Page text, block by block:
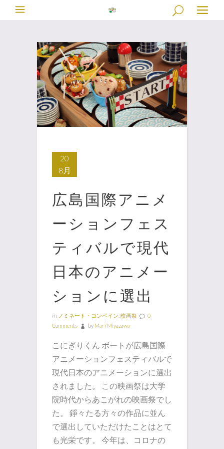
20
8月
広島国際アニメ
ーションフェス
ティバルで現代
日本のアニメー
ションに選出
in ノミネート・コンペイン 映画祭
0
Comments
by Mari Miyazawa
こにぎりくん ボートが広島国際
アニメーションフェスティバルで
現代日本のアニメーションに選出
されました。 この映画祭は大学
院時代からあこがれの映画祭でし
た。 錚々たる方々の作品に並ん
で選出していただけたことはとて
も光栄です。 今年は、コロナの